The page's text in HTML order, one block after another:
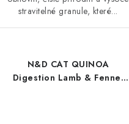
stravitelné granule, které...
N&D CAT QUINOA
Digestion Lamb & Fennel